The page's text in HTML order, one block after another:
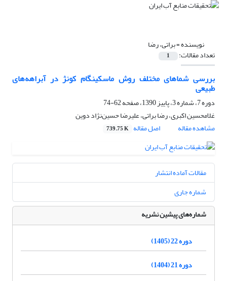
نویسنده =براتی، رضا
تعداد مقالات: 1
بررسی شماهای مختلف روش ماسکینگام کونژ در آبراهه‌های
طبیعی
دوره 7، شماره 3، پاییز 1390، صفحه
62-74
غلامحسین اکبری، رضا براتی، علیرضا حسین‌نژاد دوین
مشاهده مقاله
اصل مقاله 739.75 K
مقالات آماده انتشار
شماره جاری
شماره‌های پیشین نشریه
دوره 22 (1405)
دوره 21 (1404)